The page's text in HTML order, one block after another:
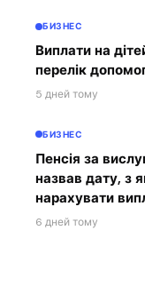
БИЗНЕС
Виплати на
перелік
5 дней тому
БИЗНЕС
Пенсія за
назвав дату, з
нарахувати
6 дней тому